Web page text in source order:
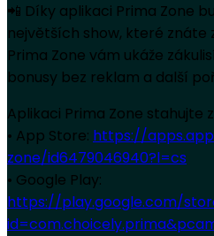
📲 Díky aplikaci Prima Zone
největších show, které znáte
Prima Zone vám ukáže
bonusy bez reklam a další
Aplikaci Prima Zone stahujte
• App Store: https://
zone/id6479046940?l=cs
• Google Play:
https://play.google.com/